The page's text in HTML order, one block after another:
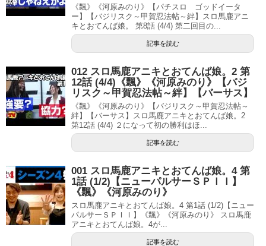
《飄》《河原みのり》【パチスロ ゴッドイータ
ー】【バジリスク～甲賀忍法帖～絆】スロ馬鹿アニ
キとおてんば娘。 第8話 (4/4) 第二回目の...
記事を読む
012 スロ馬鹿アニキとおてんば娘。2 第
12話 (4/4)《飄》《河原みのり》【バジ
リスク～甲賀忍法帖～絆】【バーサス】
《飄》《河原みのり》【バジリスク～甲賀忍法帖～
絆】【バーサス】スロ馬鹿アニキとおてんば娘。2
第12話 (4/4) ２になって初の勝利はほ...
記事を読む
001 スロ馬鹿アニキとおてんば娘。4 第
1話 (1/2)【ニューパルサーＳＰＩＩ】
《飄》《河原みのり》
スロ馬鹿アニキとおてんば娘。4 第1話 (1/2)【ニュー
パルサーＳＰＩＩ】《飄》《河原みのり》 スロ馬鹿
アニキとおてんば娘。4が...
記事を読む